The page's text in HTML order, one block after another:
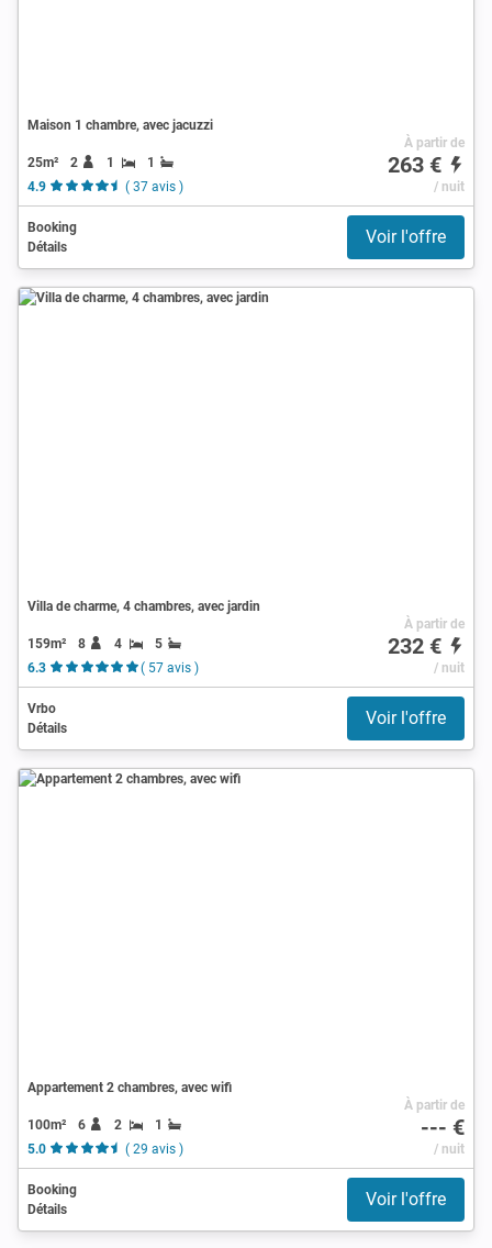
Maison 1 chambre, avec jacuzzi
25m² 2 1
1
4.9
( 37 avis )
À partir de
263 €
/ nuit
Booking
Détails
Voir l'offre
Villa de charme, 4 chambres, avec jardin
159m² 8 4
5
6.3
( 57 avis )
À partir de
232 €
/ nuit
Vrbo
Détails
Voir l'offre
Appartement 2 chambres, avec wifi
100m² 6 2
1
5.0
( 29 avis )
À partir de
--- €
/ nuit
Booking
Détails
Voir l'offre